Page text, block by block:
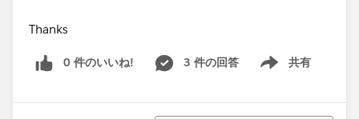
Thanks
0 件のいいね! 3 件の回答 共有
Show menu